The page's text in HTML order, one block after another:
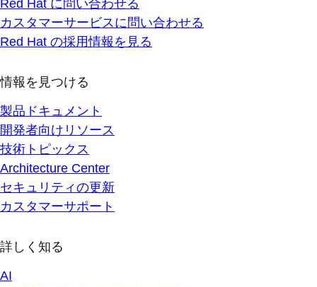
Red Hat に問い合わせる
カスタマーサービスに問い合わせる
Red Hat の採用情報を見る
情報を見つける
製品ドキュメント
開発者向けリソース
技術トピックス
Architecture Center
セキュリティの更新
カスタマーサポート
詳しく知る
AI